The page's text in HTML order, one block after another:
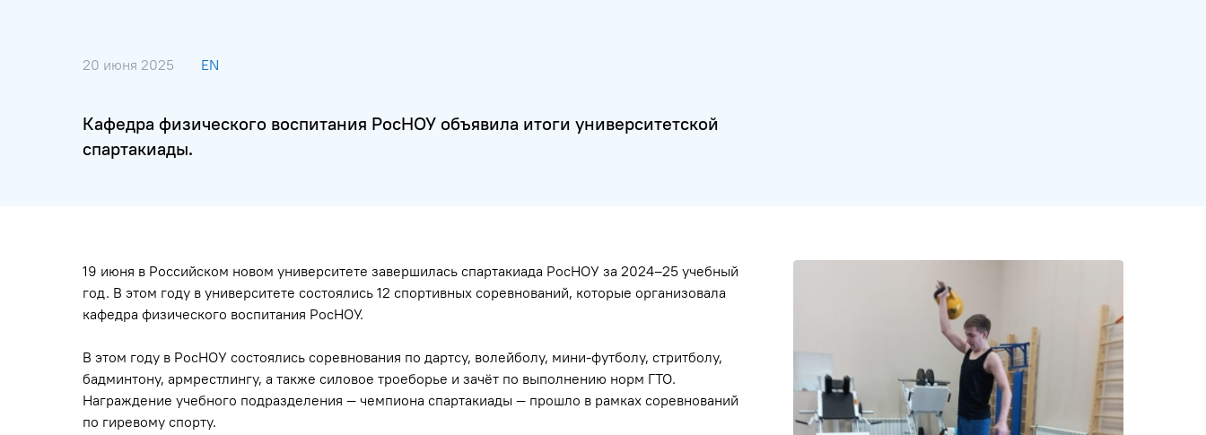
20 июня 2025 EN
Кафедра физического воспитания РосНОУ объявила итоги университетской
спартакиады.
19 июня в Российском новом университете завершилась спартакиада РосНОУ за 2024–25 учебный
год. В этом году в университете состоялись 12 спортивных соревнований, которые организовала
кафедра физического воспитания РосНОУ.
В этом году в РосНОУ состоялись соревнования по дартсу, волейболу, мини-футболу, стритболу,
бадминтону, армрестлингу, а также силовое троеборье и зачёт по выполнению норм ГТО.
Награждение учебного подразделения — чемпиона спартакиады — прошло в рамках соревнований
по гиревому спорту.